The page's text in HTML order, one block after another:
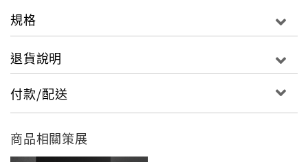
boxed set!
Who can slide up banisters, banish naughtiness
sidewalk drawing into a lovely day in the park?
Mary Poppins, of course! From the moment the
beloved nanny arrives at Number Seventeen
規格
退貨說明
付款/配送
商品相關策展